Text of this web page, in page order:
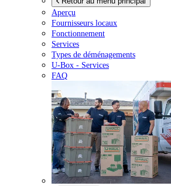
Aperçu
Fournisseurs locaux
Fonctionnement
Services
Types de déménagements
U-Box - Services
FAQ